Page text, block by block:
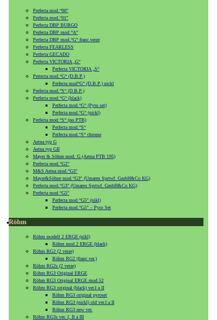
Perfecta mod.“00″
Perfecta mod.“01″
Perfecta DBP BURGO
Perfecta DBP mod.“A“
Perfecta DBP mod.“G“ franc.verze
Perfecta FEARLESS
Perfecta GECADO
Perfecta VICTORIA „G“
Perfecta VICTORIA „S“
Pertecta mod.“G“ (D.B.P.)
Perfecta mod“G“ (D.B.P.) nickl
Perfecta mod.“S“ (D.B.P.)
Perfecta mod.“G“ (black)
Perfecta mod.“G“ (Pyro set)
Perfecta mod.“G“ (nickl)
Perfecta mod.“S“ (no PTB)
Perfecta mod.“S“
Perfecta mod.“S“ chrome
Aetna typ G
Aetna typ GII
Mayer & Söhne mod. G (Aetna PTB 195)
Perfecta mod.“G2″
M&S Aetna mod.“G3″
Mayer&Söhne mod.“G3″ (Umarex Sprtwf. GmbH&Co KG)
Perfecta mod.“G3″ (Umarex Sprtwf. GmbH&Co KG)
Perfecta mod.“G5″
Perfecta mod.“G5″ (nikl)
Perfecta mod.“G5″ – Pyro Set
Röhm
Röhm modell 2 ERGE (nikl)
Röhm mod.2 ERGE (black)
Röhm RG2 (2 verze)
Röhm RG2 (franc.ver.)
Röhm RG2s (2 verze)
Röhm RG3 Original ERGE
Röhm RG3 Original ERGE mod.52
Röhm RG3 original (black) ver.I a II
Röhm RG3 original pyroset
Röhm RG3 (nickl) old ver.I a II
Röhm RG3 new ver.
Röhm RG3s ver. I, II a III